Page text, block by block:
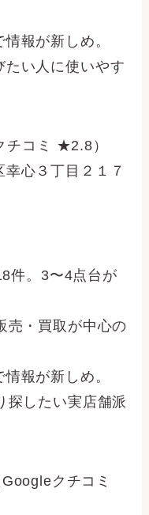
報が新しめ。
たい人に使いやす
チコミ ★2.8）
心３丁目２１７
件。3〜4点台が
売・買取が中心の
報が新しめ。
探したい実店舗派
Googleクチコミ